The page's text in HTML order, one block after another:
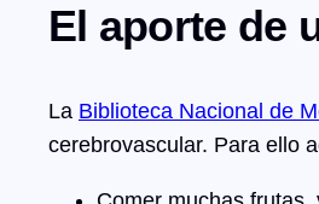
El aporte de
La Biblioteca Nacional de
cerebrovascular. Para ello